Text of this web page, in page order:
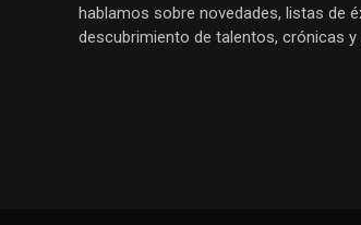
hablamos sobre novedades, listas de
descubrimiento de talentos, crónicas y